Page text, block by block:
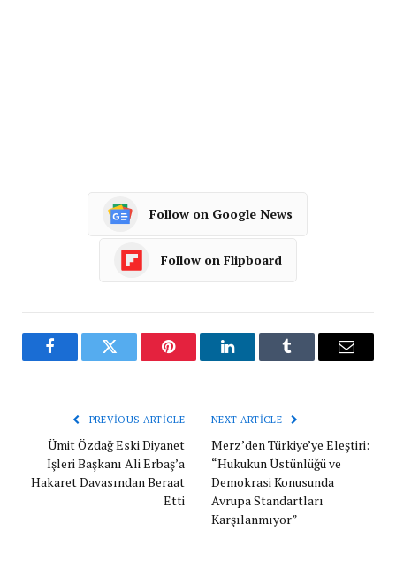
Follow on Google News
Follow on Flipboard
FacebookTwitter Pinterest LinkedInTumblr Email
PREVIOUS ARTICLE
Ümit Özdağ Eski Diyanet
İşleri Başkanı Ali Erbaş’a
Hakaret Davasından Beraat
Etti
NEXT ARTICLE
Merz’den Türkiye’ye Eleştiri:
“Hukukun Üstünlüğü ve
Demokrasi Konusunda
Avrupa Standartları
Karşılanmıyor”